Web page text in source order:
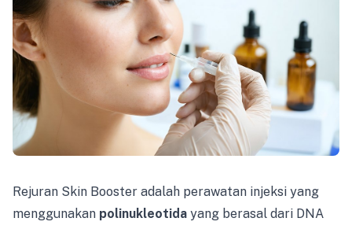
Rejuran Skin Booster adalah perawatan injeksi yang
menggunakan polinukleotida yang berasal dari DNA